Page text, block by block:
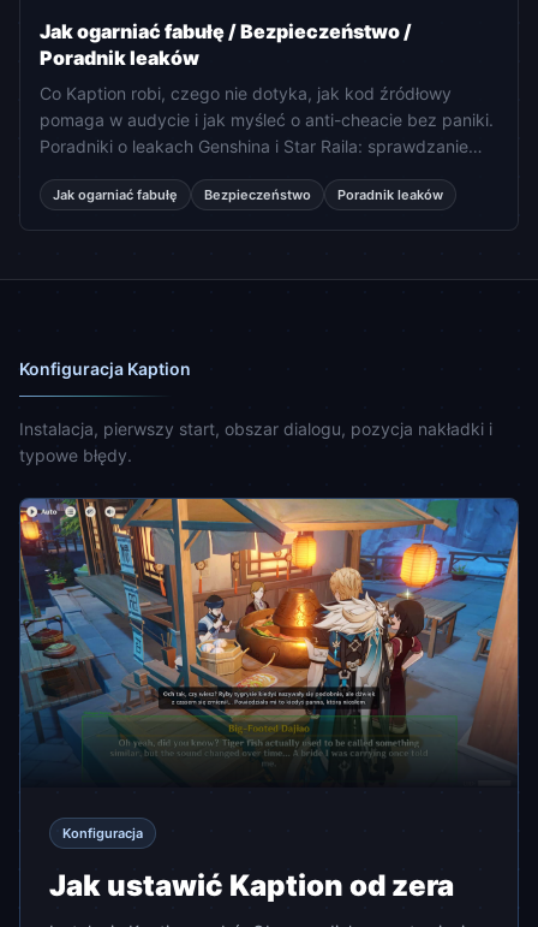
Jak ogarniać fabułę / Bezpieczeństwo /
Poradnik leaków
Co Kaption robi, czego nie dotyka, jak kod źródłowy
pomaga w audycie i jak myśleć o anti-cheacie bez paniki.
Poradniki o leakach Genshina i Star Raila: sprawdzanie
dumpów.
Jak ogarniać fabułę Bezpieczeństwo Poradnik leaków
Konfiguracja Kaption
Instalacja, pierwszy start, obszar dialogu, pozycja nakładki i
typowe błędy.
Konfiguracja
Jak ustawić Kaption od zera